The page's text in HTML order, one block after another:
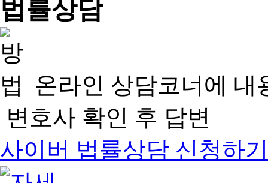
온라인 상담코너에 내
변호사 확인 후 답변
사이버 법률상담 신청하기